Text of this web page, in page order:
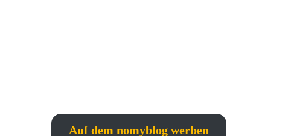
Auf dem nomyblog werben